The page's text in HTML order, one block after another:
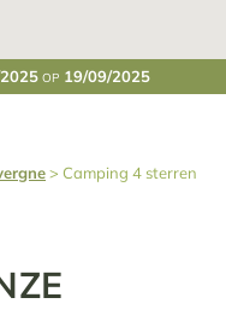
OP 19/09/2025
> Camping 4 sterren